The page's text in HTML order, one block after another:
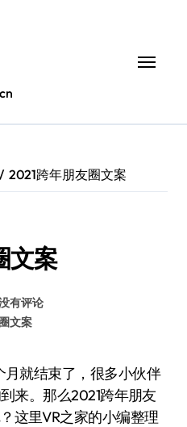
2021跨年朋友圈文案
文案
有评论
文案
来。那么2021跨年朋友
这里VR之家的小编整理